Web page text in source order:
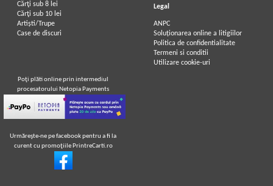
Cărţi sub 8 lei
Cărţi sub 10 lei
Artiști/Trupe
Case de discuri
Legal
ANPC
Soluționarea online a litigiilor
Politica de confidentialitate
Termeni si conditii
Utilizare cookie-uri
Poţi plăti online prin intermediul
procesatorului Netopia Payments
Urmăreşte-ne pe facebook pentru a fi la
curent cu promoţiile PrintreCarti.ro